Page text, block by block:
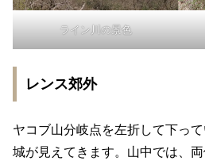
ライン川の景色
レンス郊外
ヤコブ山分岐点を左折して下っ
城が見えてきます。山中では、